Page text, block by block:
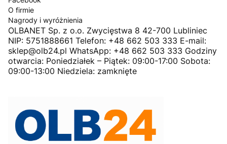
O firmie
Nagrody i wyróżnienia
OLBANET Sp. z o.o. Zwycięstwa 8 42-700 Lubliniec
NIP: 5751888661 Telefon: +48 662 503 333 E-mail:
sklep@olb24.pl WhatsApp: +48 662 503 333 Godziny
otwarcia: Poniedziałek – Piątek: 09:00-17:00 Sobota:
09:00-13:00 Niedziela: zamknięte